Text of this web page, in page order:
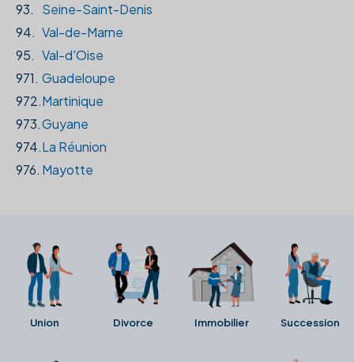
93.
Seine-Saint-Denis
94. Val-de-Marne
95. Val-d'Oise
971. Guadeloupe
972.Martinique
973.Guyane
974.La Réunion
976. Mayotte
Union Divorce Immobilier Succession